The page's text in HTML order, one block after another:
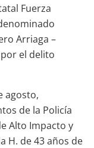
Fuerza
Arriaga –
el delito
agosto,
de la Policía
Alto Impacto y
H. de 43 años de